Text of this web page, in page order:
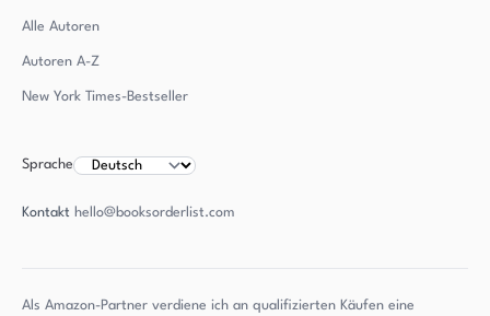
Alle Autoren
Autoren A-Z
New York Times-Bestseller
Sprache
Kontakt hello@booksorderlist.com
Als Amazon-Partner verdiene ich an qualifizierten Käufen eine